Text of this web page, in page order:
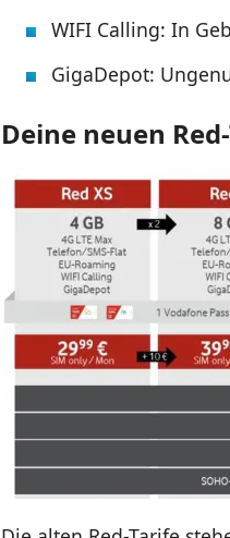
WIFI Calling: In
GigaDepot:
Deine neuen